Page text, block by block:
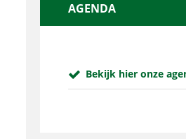
AGENDA
Bekijk hier onze